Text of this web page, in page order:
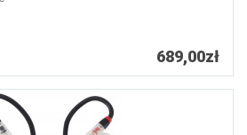
689,00zł